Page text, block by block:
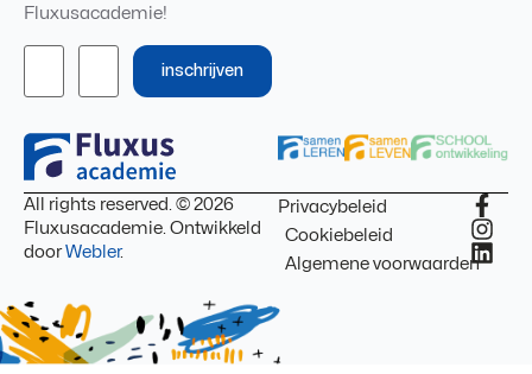
Fluxusacademie!
inschrijven
All rights reserved. © 2026
Fluxusacademie. Ontwikkeld
doorWebler.
Privacybeleid
Cookiebeleid
Algemene voorwaarden